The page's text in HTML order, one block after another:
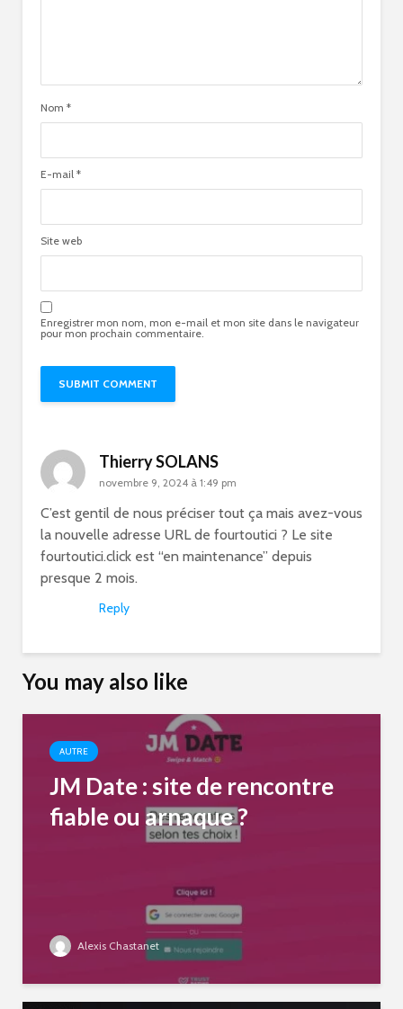
Nom *
E-mail *
Site web
Enregistrer mon nom, mon e-mail et mon site dans le navigateur
pour mon prochain commentaire.
Thierry SOLANS
novembre 9, 2024 à 1:49 pm
C’est gentil de nous préciser tout ça mais avez-vous
la nouvelle adresse URL de fourtoutici ? Le site
fourtoutici.click est “en maintenance” depuis
presque 2 mois.
Reply
You may also like
AUTRE
JM Date : site de rencontre
fiable ou arnaque ?
Alexis Chastanet